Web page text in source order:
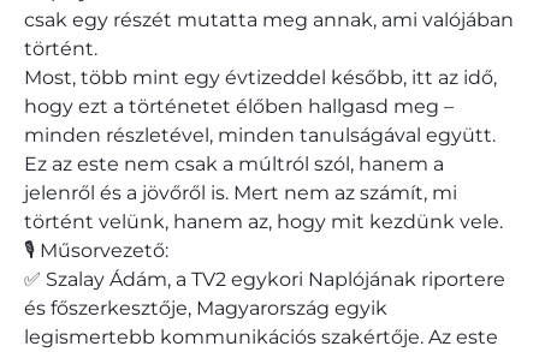
csak egy részét mutatta meg annak, ami valójában
történt.
Most, több mint egy évtizeddel később, itt az idő,
hogy ezt a történetet élőben hallgasd meg –
minden részletével, minden tanulságával együtt.
Ez az este nem csak a múltról szól, hanem a
jelenről és a jövőről is. Mert nem az számít, mi
történt velünk, hanem az, hogy mit kezdünk vele.
🎙️ Műsorvezető:
✅ Szalay Ádám, a TV2 egykori Naplójának riportere
és főszerkesztője, Magyarország egyik
legismertebb kommunikációs szakértője. Az este